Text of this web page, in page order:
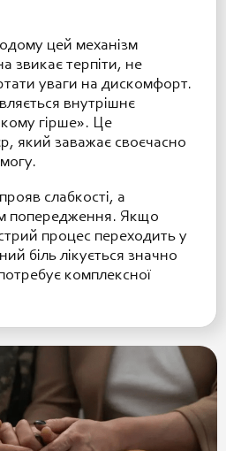
цей механізм
звикає терпіти, не
уваги на дискомфорт.
внутрішнє
гірше». Це
який заважає своєчасно
слабкості, а
попередження. Якщо
процес переходить у
біль лікується значно
комплексної